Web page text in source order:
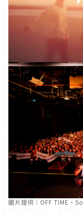
圖片提供：OFF TIME、